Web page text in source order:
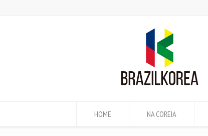
HOME NA COREIA